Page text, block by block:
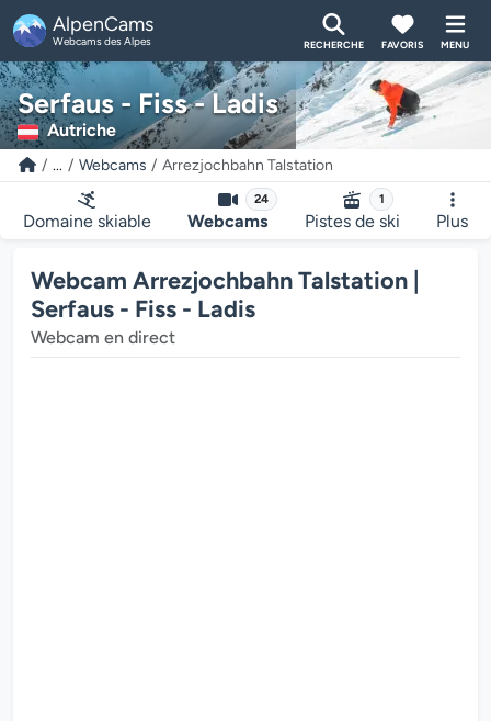
AlpenCams
Webcams des Alpes RECHERCHE FAVORIS MENU
Serfaus - Fiss - Ladis
Autriche
... Webcams Arrezjochbahn Talstation
Domaine skiable
24
Webcams
1
Pistes de ski Plus
Webcam Arrezjochbahn Talstation |
Serfaus - Fiss - Ladis
Webcam en direct